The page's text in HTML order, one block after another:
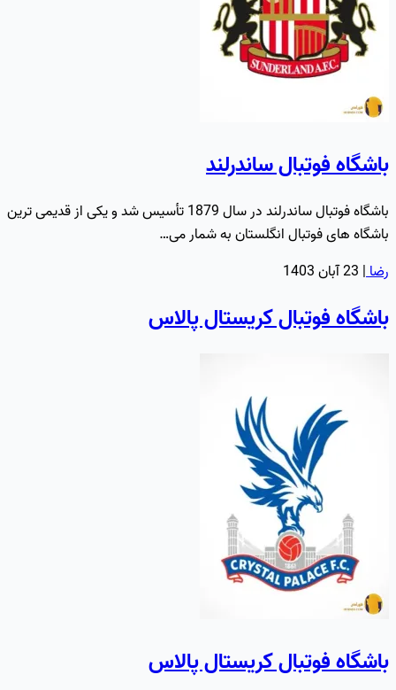
باشگاه فوتبال ساندرلند
باشگاه فوتبال ساندرلند در سال 1879 تأسیس شد و یکی از قدیمی ترین
باشگاه های فوتبال انگلستان به شمار می…
رضا| 23 آبان 1403
باشگاه فوتبال کریستال پالاس
باشگاه فوتبال کریستال پالاس